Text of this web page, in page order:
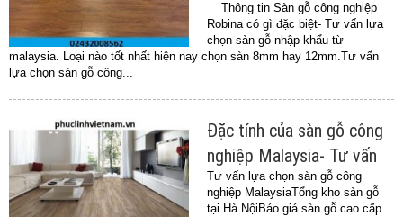
Thông tin Sàn gỗ công nghiệp
Robina có gì đặc biệt- Tư vấn lựa
chọn sàn gỗ nhập khẩu từ
malaysia. Loại nào tốt nhất hiện nay chọn sàn 8mm hay 12mm.Tư vấn
lựa chọn sàn gỗ công...
Đặc tính của sàn gỗ công
nghiệp Malaysia- Tư vấn
Tư vấn lựa chọn sàn gỗ công
nghiệp MalaysiaTổng kho sàn gỗ
tại Hà NộiBáo giá sàn gỗ cao cấp